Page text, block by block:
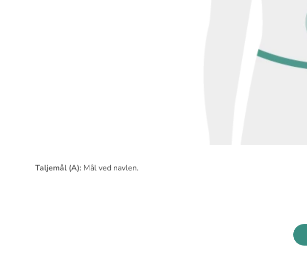
Taljemål (A): Mål ved navlen.